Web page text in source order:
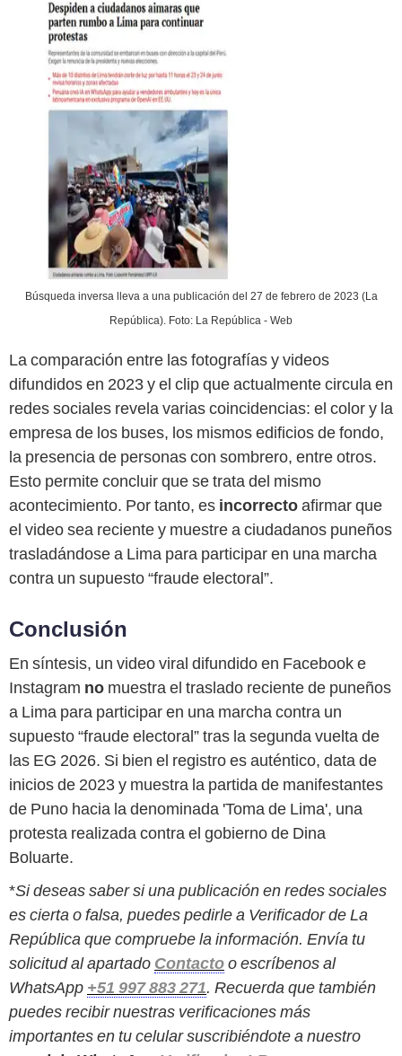
Búsqueda inversa lleva a una publicación del 27 de febrero de 2023 (La
República). Foto: La República - Web
La comparación entre las fotografías y videos
difundidos en 2023 y el clip que actualmente circula en
redes sociales revela varias coincidencias: el color y la
empresa de los buses, los mismos edificios de fondo,
la presencia de personas con sombrero, entre otros.
Esto permite concluir que se trata del mismo
acontecimiento. Por tanto, es incorrectoafirmar que
el video sea reciente y muestre a ciudadanos puneños
trasladándose a Lima para participar en una marcha
contra un supuesto “fraude electoral”.
Conclusión
En síntesis, un video viral difundido en Facebook e
Instagram no muestra el traslado reciente de puneños
a Lima para participar en una marcha contra un
supuesto “fraude electoral” tras la segunda vuelta de
las EG 2026. Si bien el registro es auténtico, data de
inicios de 2023 y muestra la partida de manifestantes
de Puno hacia la denominada 'Toma de Lima', una
protesta realizada contra el gobierno de Dina
Boluarte.
*Si deseas saber si una publicación en redes sociales
es cierta o falsa, puedes pedirle a Verificador de La
República que compruebe la información. Envía tu
solicitud al apartado Contactoo escríbenos al
WhatsApp +51 997 883 271. Recuerda que también
puedes recibir nuestras verificaciones más
importantes en tu celular suscribiéndote a nuestro